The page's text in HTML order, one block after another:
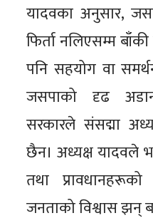
यादवका अनुसार,
फिर्ता नलिएसम्म
पनि सहयोग वा
जसपाको दृढ
सरकारले संसद्मा
छैन। अध्यक्ष यादवले
तथा प्रावधानहरूको
जनताको विश्वास झन्